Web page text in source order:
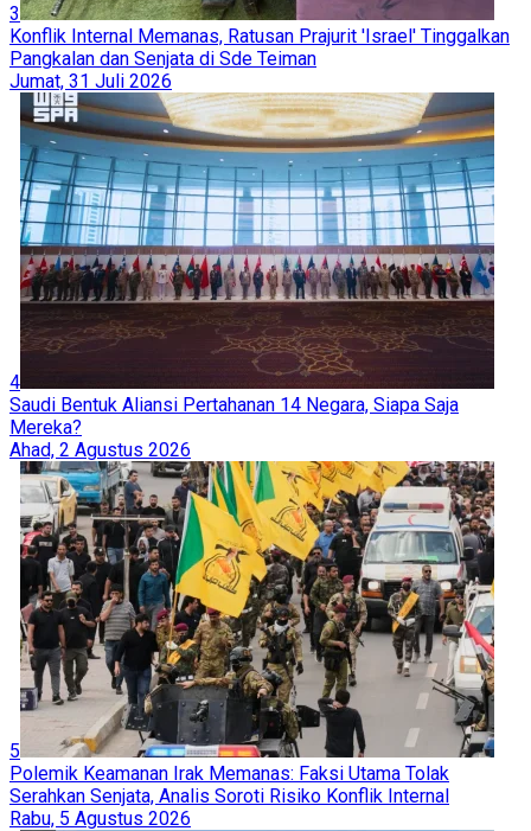
3
Konflik Internal Memanas, Ratusan Prajurit 'Israel' Tinggalkan
Pangkalan dan Senjata di Sde Teiman
Jumat, 31 Juli 2026
4
Saudi Bentuk Aliansi Pertahanan 14 Negara, Siapa Saja
Mereka?
Ahad, 2 Agustus 2026
5
Polemik Keamanan Irak Memanas: Faksi Utama Tolak
Serahkan Senjata, Analis Soroti Risiko Konflik Internal
Rabu, 5 Agustus 2026